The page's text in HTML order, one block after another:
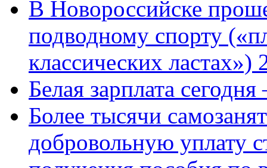
В Новороссийске
подводному спорту
классических ластах»)
Белая зарплата
Более тысячи
добровольную уплату